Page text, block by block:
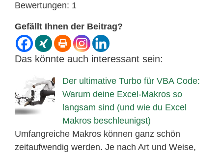
Bewertungen: 1
Gefällt Ihnen der Beitrag?
Das könnte auch interessant sein:
Der ultimative Turbo für VBA Code:
Warum deine Excel-Makros so
langsam sind (und wie du Excel
Makros beschleunigst)
Umfangreiche Makros können ganz schön
zeitaufwendig werden. Je nach Art und Weise,